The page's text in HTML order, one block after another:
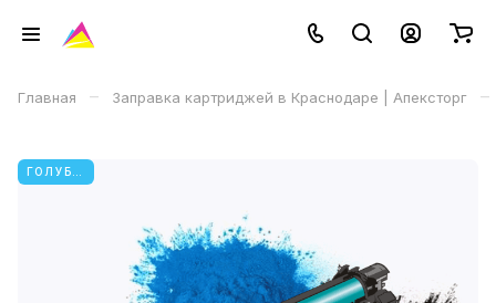
Главная – Заправка картриджей в Краснодаре | Апексторг –